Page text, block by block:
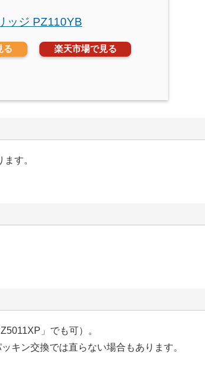
ッジ PZ110YB
る 楽天市場で見る
す。
」でも可）。
キン交換では直らない場合もあります。